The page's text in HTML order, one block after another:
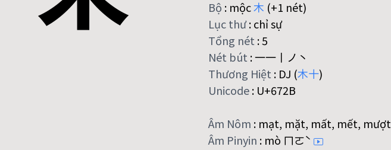
Bộ : mộc木 (+1 nét)
Lục thư:chỉ sự
Tổng nét :5
Nét bút :一一丨ノ丶
Thương Hiệt : DJ (木十)
Unicode: U+672B
Âm Nôm : mạt, mặt, mất, mết, mượt
Âm Pinyin : mò ㄇㄛˋ